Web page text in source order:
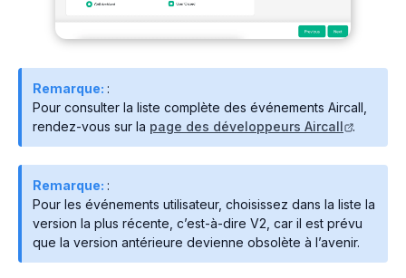
Remarque: :
Pour consulter la liste complète des événements Aircall,
rendez-vous sur la page des développeurs Aircall .
Remarque: :
Pour les événements utilisateur, choisissez dans la liste la
version la plus récente, c’est-à-dire V2, car il est prévu
que la version antérieure devienne obsolète à l’avenir.